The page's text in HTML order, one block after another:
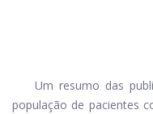
Um resumo das
população de pacientes